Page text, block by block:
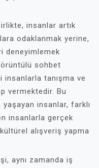
insanlar artık
odaklanmak yerine,
deneyimlemek
sohbet
insanlarla tanışma ve
vermektedir. Bu
insanlar, farklı
insanlarla gerçek
alışveriş yapma
aynı zamanda iş